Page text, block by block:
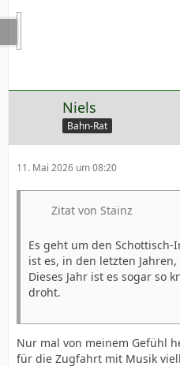
Niels
Bahn-Rat
11. Mai 2026 um 08:20
Zitat von Stainz
Es geht um den
ist es, in den letzten
Dieses Jahr ist es sogar so
droht.
Nur mal von meinem Gefühl
für die Zugfahrt mit Musik